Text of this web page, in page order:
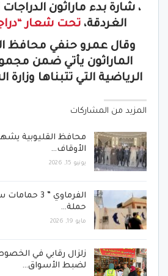
، شارة بدء ماراثون الدراجات
الغردقة، تحت شعار
وقال عمرو حنفي محافظ
الماراثون يأتي ضمن
الرياضية التي تتبناها
المزيد من المشاركات
محافظ القليوبية
الأوقاف…
يونيو 15, 2026
الفرماوي ” 3
حملة…
مايو 19, 2026
زلزال رقابي في
لضبط الأسواق…